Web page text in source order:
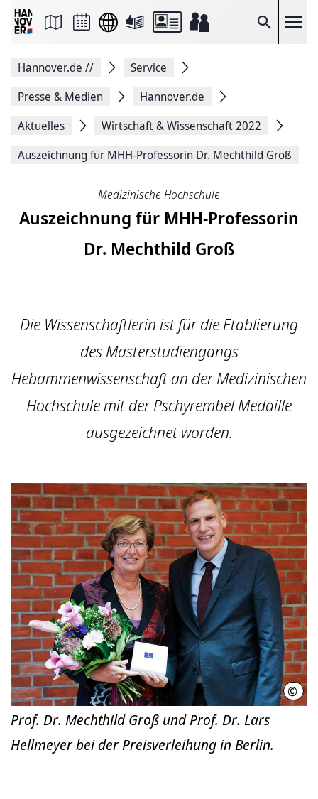
Suche
Seite
Facebook
teilen
Seitenlink
Seite
Hannover.de //
Service
Presse & Medien
Hannover.de
Aktuelles
Wirtschaft & Wissenschaft 2022
Auszeichnung für MHH-Professorin Dr. Mechthild Groß
Medizinische Hochschule
Auszeichnung für MHH-Professorin
Dr. Mechthild Groß
Die Wissenschaftlerin ist für die Etablierung
des Masterstudiengangs
Hebammenwissenschaft an der Medizinischen
Hochschule mit der Pschyrembel Medaille
ausgezeichnet worden.
©
Prof. Dr. Mechthild Groß und Prof. Dr. Lars
Hellmeyer bei der Preisverleihung in Berlin.